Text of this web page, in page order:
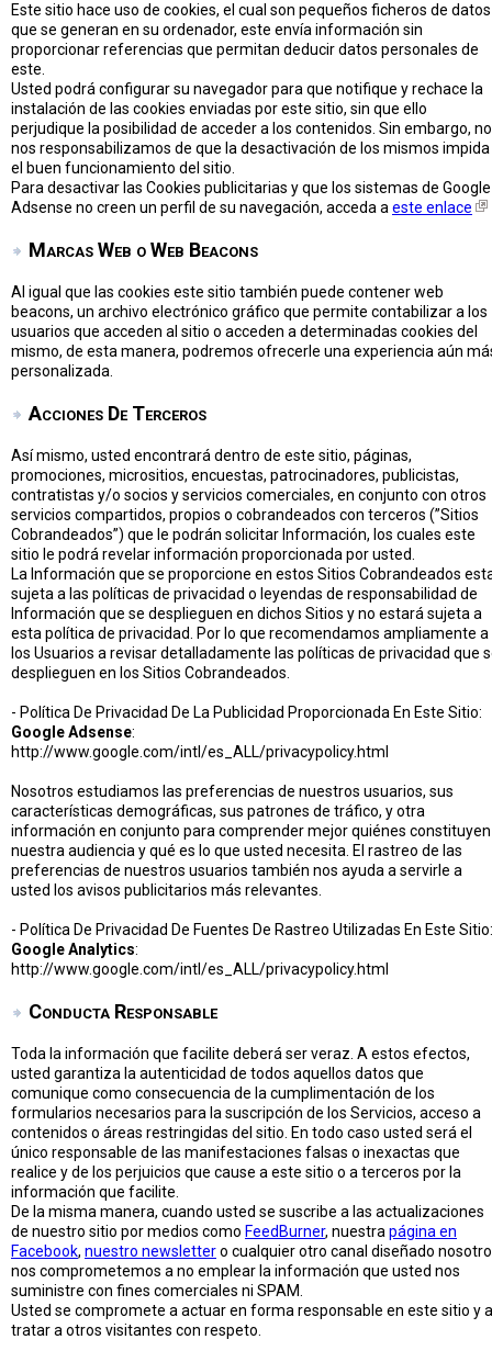
Este sitio hace uso de cookies, el cual son pequeños ficheros de datos
que se generan en su ordenador, este envía información sin
proporcionar referencias que permitan deducir datos personales de
este.
Usted podrá configurar su navegador para que notifique y rechace la
instalación de las cookies enviadas por este sitio, sin que ello
perjudique la posibilidad de acceder a los contenidos. Sin embargo, no
nos responsabilizamos de que la desactivación de los mismos impida
el buen funcionamiento del sitio.
Para desactivar las Cookies publicitarias y que los sistemas de Google
Adsense no creen un perfil de su navegación, acceda a este enlace
Marcas Web o Web Beacons
Al igual que las cookies este sitio también puede contener web
beacons, un archivo electrónico gráfico que permite contabilizar a los
usuarios que acceden al sitio o acceden a determinadas cookies del
mismo, de esta manera, podremos ofrecerle una experiencia aún
personalizada.
Acciones De Terceros
Así mismo, usted encontrará dentro de este sitio, páginas,
promociones, micrositios, encuestas, patrocinadores, publicistas,
contratistas y/o socios y servicios comerciales, en conjunto con otros
servicios compartidos, propios o cobrandeados con terceros (”Sitios
Cobrandeados”) que le podrán solicitar Información, los cuales este
sitio le podrá revelar información proporcionada por usted.
La Información que se proporcione en estos Sitios Cobrandeados
sujeta a las políticas de privacidad o leyendas de responsabilidad de
Información que se desplieguen en dichos Sitios y no estará sujeta a
esta política de privacidad. Por lo que recomendamos ampliamente a
los Usuarios a revisar detalladamente las políticas de privacidad que
desplieguen en los Sitios Cobrandeados.
- Política De Privacidad De La Publicidad Proporcionada En Este Sitio:
Google Adsense:
http://www.google.com/intl/es_ALL/privacypolicy.html
Nosotros estudiamos las preferencias de nuestros usuarios, sus
características demográficas, sus patrones de tráfico, y otra
información en conjunto para comprender mejor quiénes constituyen
nuestra audiencia y qué es lo que usted necesita. El rastreo de las
preferencias de nuestros usuarios también nos ayuda a servirle a
usted los avisos publicitarios más relevantes.
- Política De Privacidad De Fuentes De Rastreo Utilizadas En Este Sitio:
Google Analytics:
http://www.google.com/intl/es_ALL/privacypolicy.html
Conducta Responsable
Toda la información que facilite deberá ser veraz. A estos efectos,
usted garantiza la autenticidad de todos aquellos datos que
comunique como consecuencia de la cumplimentación de los
formularios necesarios para la suscripción de los Servicios, acceso a
contenidos o áreas restringidas del sitio. En todo caso usted será el
único responsable de las manifestaciones falsas o inexactas que
realice y de los perjuicios que cause a este sitio o a terceros por la
información que facilite.
De la misma manera, cuando usted se suscribe a las actualizaciones
de nuestro sitio por medios como FeedBurner, nuestra página en
Facebook, nuestro newslettero cualquier otro canal diseñado
nos comprometemos a no emplear la información que usted nos
suministre con fines comerciales ni SPAM.
Usted se compromete a actuar en forma responsable en este sitio y a
tratar a otros visitantes con respeto.